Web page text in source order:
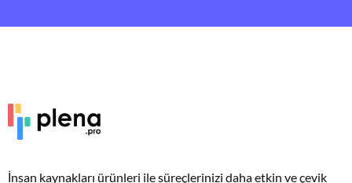
İnsan kaynakları ürünleri ile süreçlerinizi daha etkin ve çevik